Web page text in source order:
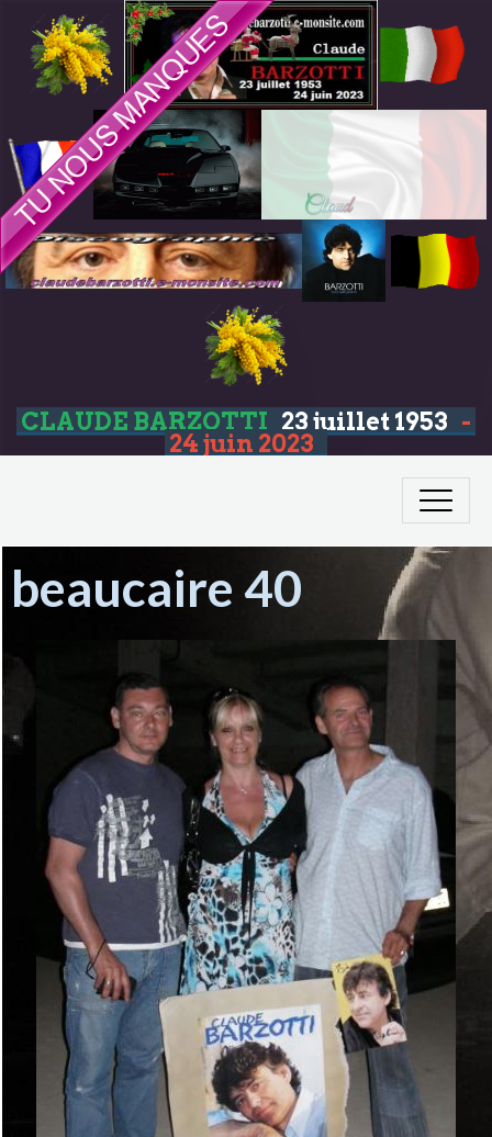
CLAUDE BARZOTTI 23 juillet 1953 -
24 juin 2023
beaucaire 40